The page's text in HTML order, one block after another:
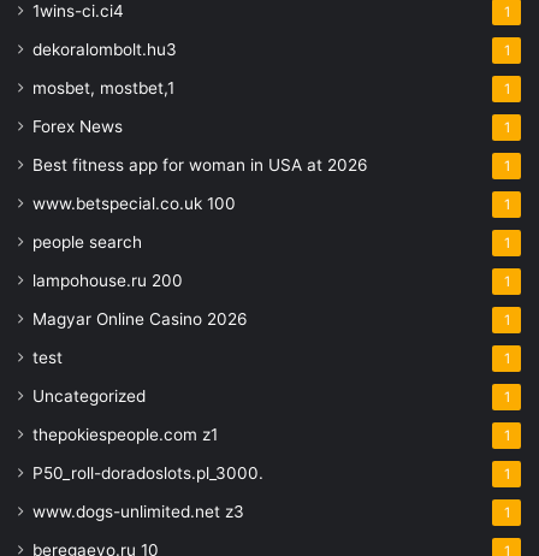
1wins-ci.ci4 1
dekoralombolt.hu3 1
mosbet, mostbet,1 1
Forex News 1
Best fitness app for woman in USA at 2026 1
www.betspecial.co.uk 100 1
people search 1
lampohouse.ru 200 1
Magyar Online Casino 2026 1
test 1
Uncategorized 1
thepokiespeople.com z1 1
P50_roll-doradoslots.pl_3000. 1
www.dogs-unlimited.net z3 1
beregaevo.ru 10 1